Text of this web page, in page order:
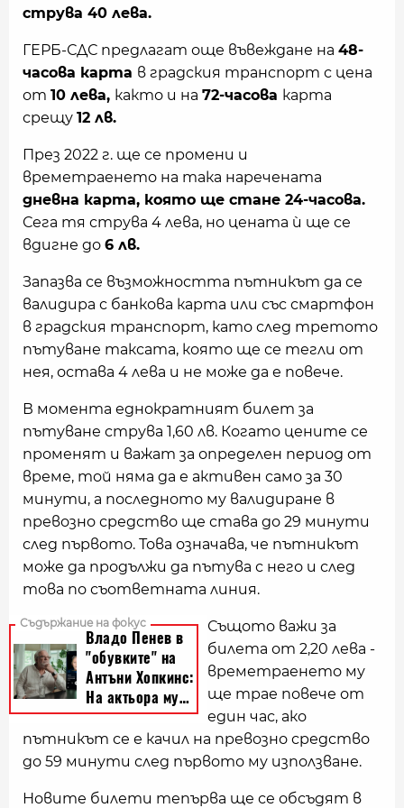
струва 40 лева.
ГЕРБ-СДС предлагат още въвеждане на 48-
часова карта в градския транспорт с цена
от 10 лева, както и на 72-часова карта
срещу 12 лв.
През 2022 г. ще се промени и
времетраенето на така наречената
дневна карта, която ще стане 24-часова.
Сега тя струва 4 лева, но цената ѝ ще се
вдигне до 6 лв.
Запазва се възможността пътникът да се
валидира с банкова карта или със смартфон
в градския транспорт, като след третото
пътуване таксата, която ще се тегли от
нея, остава 4 лева и не може да е повече.
В момента еднократният билет за
пътуване струва 1,60 лв. Когато цените се
променят и важат за определен период от
време, той няма да е активен само за 30
минути, а последното му валидиране в
превозно средство ще става до 29 минути
след първото. Това означава, че пътникът
може да продължи да пътува с него и след
това по съответната линия.
Същото важи за
билета от 2,20 лева -
времетраенето му
ще трае повече от
един час, ако
пътникът се е качил на превозно средство
до 59 минути след първото му използване.
Новите билети тепърва ще се обсъдят в